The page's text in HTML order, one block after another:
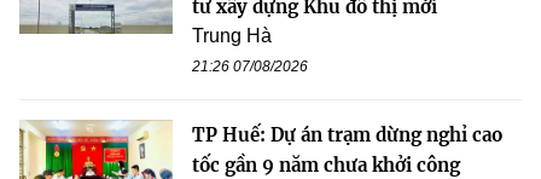
tư xây dựng Khu đô thị mới
Trung Hà
21:26 07/08/2026
TP Huế: Dự án trạm dừng nghỉ cao
tốc gần 9 năm chưa khởi công